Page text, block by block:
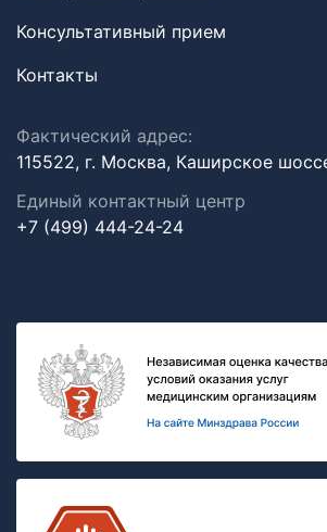
Консультативный прием
Контакты
Фактический адрес:
115522, г. Москва, Каширское
Единый контактный центр
+7 (499) 444-24-24